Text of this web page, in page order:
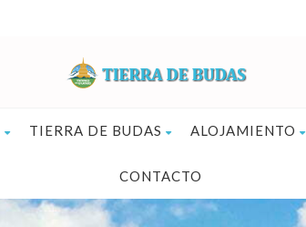
TIERRA DE BUDAS ALOJAMIENTO
CONTACTO